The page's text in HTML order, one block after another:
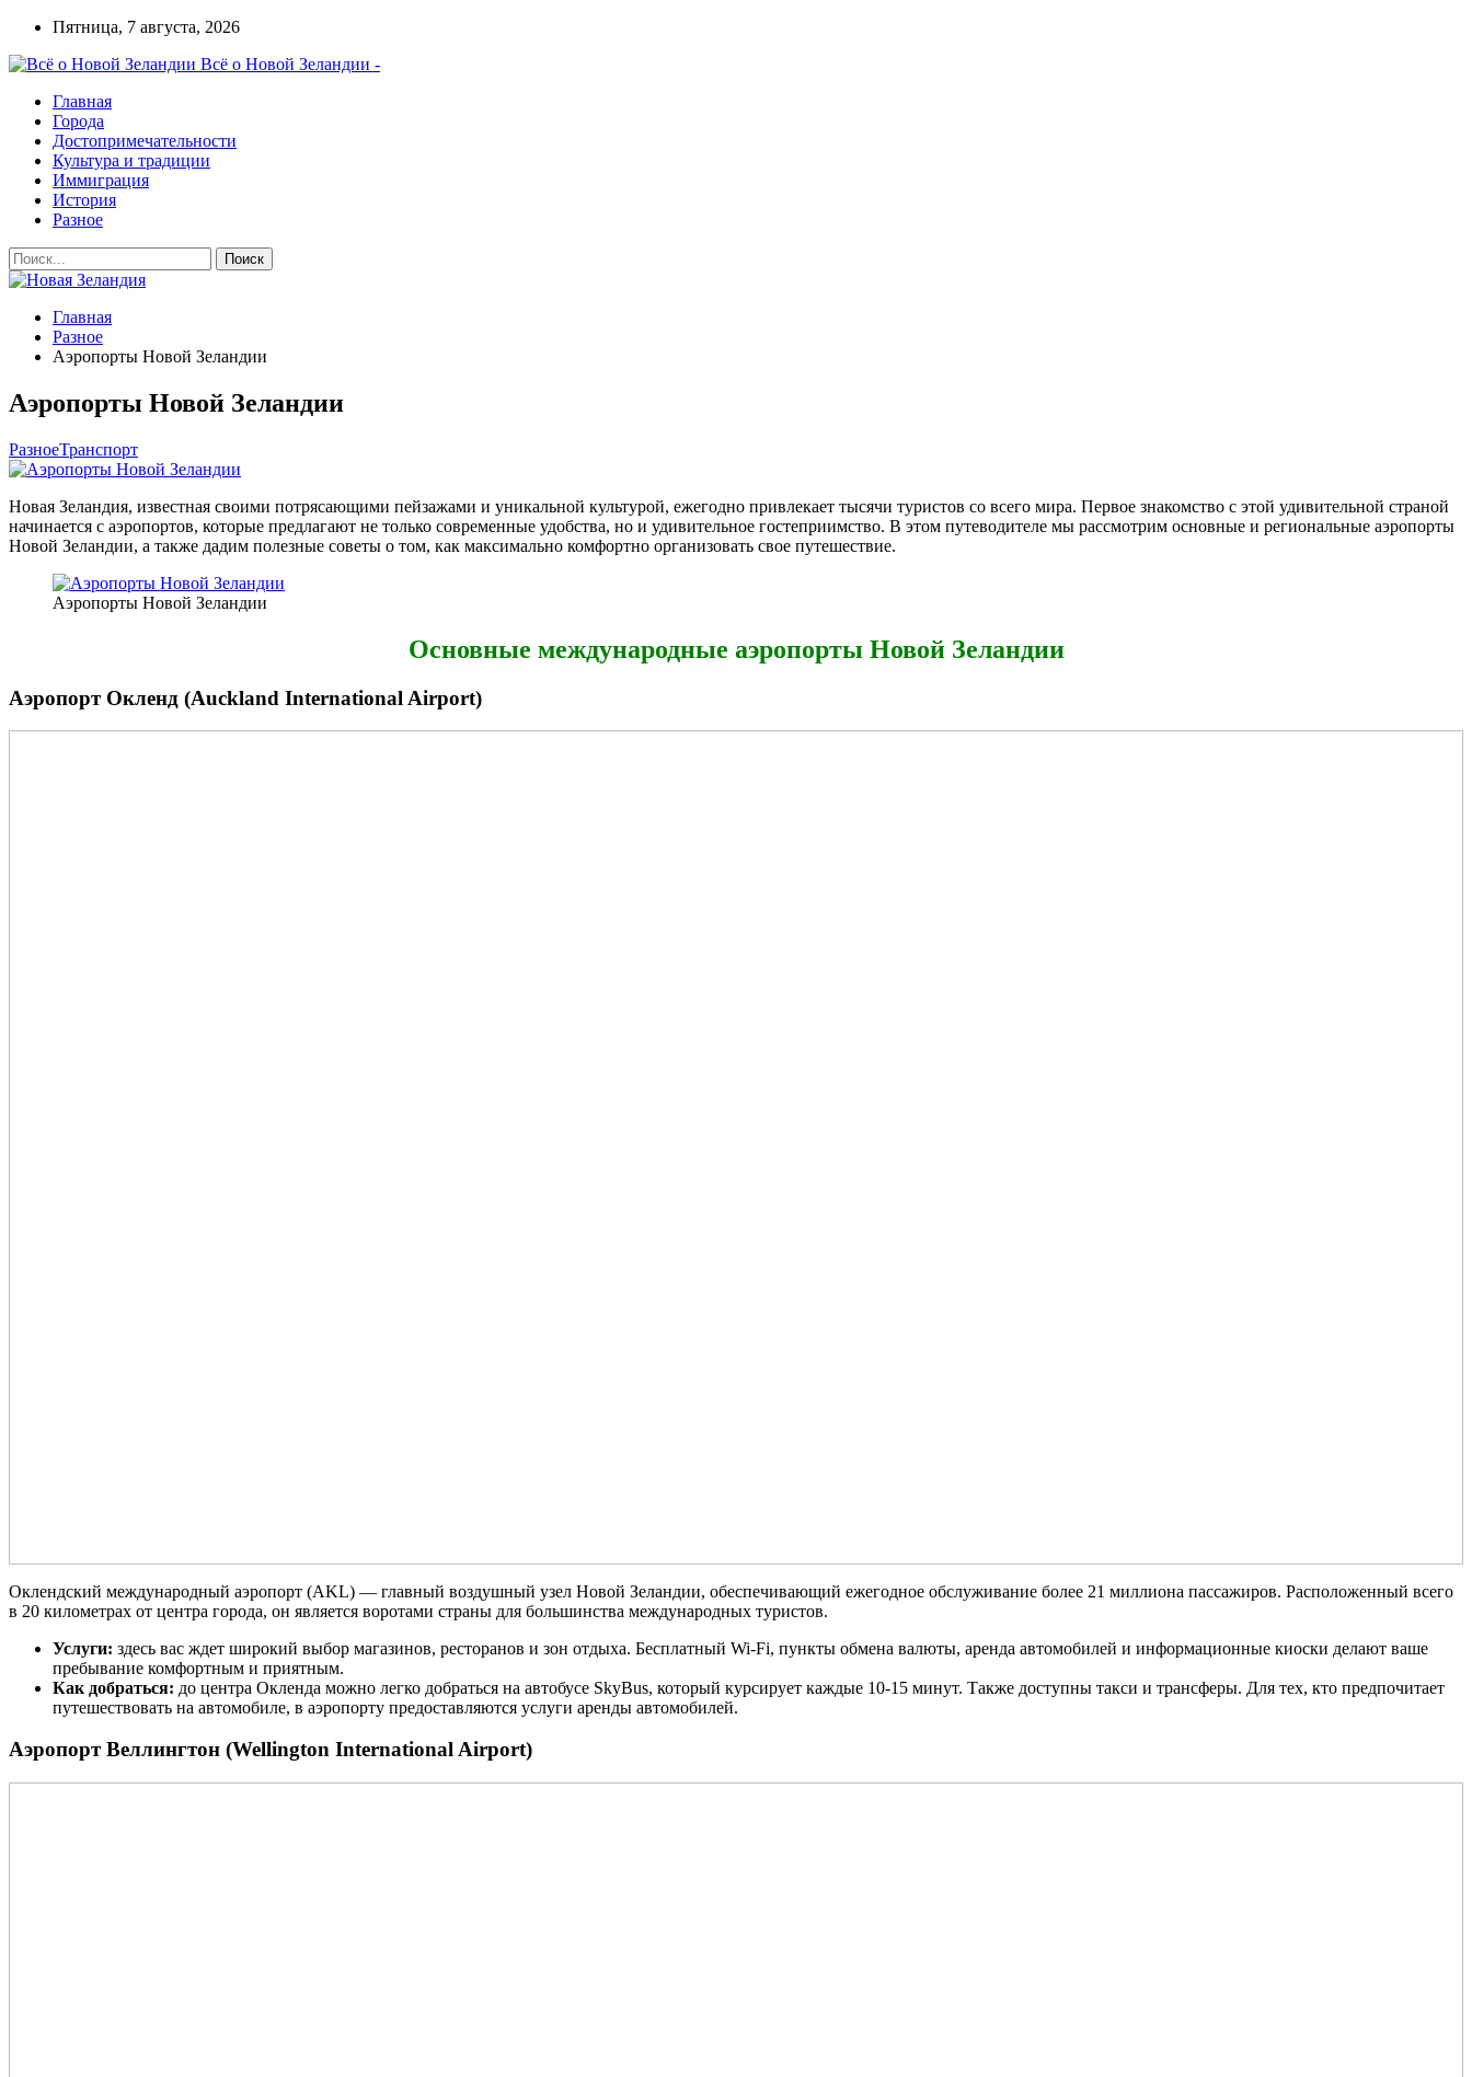
Пятница, 7 августа, 2026
Всё о Новой Зеландии -
Главная
Города
Достопримечательности
Культура и традиции
Иммиграция
История
Разное
Главная
Разное
Аэропорты Новой Зеландии
Аэропорты Новой Зеландии
РазноеТранспорт
Новая Зеландия, известная своими потрясающими пейзажами и уникальной культурой, ежегодно привлекает тысячи туристов со всего мира. Первое знакомство с этой удивительной страной
начинается с аэропортов, которые предлагают не только современные удобства, но и удивительное гостеприимство. В этом путеводителе мы рассмотрим основные и региональные аэропорты
Новой Зеландии, а также дадим полезные советы о том, как максимально комфортно организовать свое путешествие.
Аэропорты Новой Зеландии
Основные международные аэропорты Новой Зеландии
Аэропорт Окленд (Auckland International Airport)
Оклендский международный аэропорт (AKL) — главный воздушный узел Новой Зеландии, обеспечивающий ежегодное обслуживание более 21 миллиона пассажиров. Расположенный всего
в 20 километрах от центра города, он является воротами страны для большинства международных туристов.
Услуги: здесь вас ждет широкий выбор магазинов, ресторанов и зон отдыха. Бесплатный Wi-Fi, пункты обмена валюты, аренда автомобилей и информационные киоски делают ваше
пребывание комфортным и приятным.
Как добраться: до центра Окленда можно легко добраться на автобусе SkyBus, который курсирует каждые 10-15 минут. Также доступны такси и трансферы. Для тех, кто предпочитает
путешествовать на автомобиле, в аэропорту предоставляются услуги аренды автомобилей.
Аэропорт Веллингтон (Wellington International Airport)